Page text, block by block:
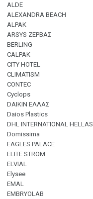
ALDE
ALEXANDRA BEACH
ALPAK
ARSYS ΖΕΡΒΑΣ
BERLING
CALPAK
CITY HOTEL
CLIMATISM
CONTEC
Cyclops
DAIKIN ΕΛΛΑΣ
Daios Plastics
DHL INTERNATIONAL HELLAS
Domissima
EAGLES PALACE
ELITE STROM
ELVIAL
Elysee
EMAL
EMBRYOLAB